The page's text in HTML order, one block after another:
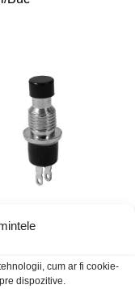
cum ar fi cookie-
dispozitive.
NC 0.5A 250Vac
/Buc